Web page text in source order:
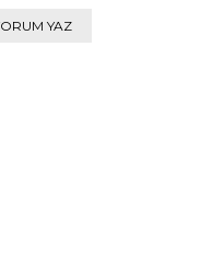
YAZ